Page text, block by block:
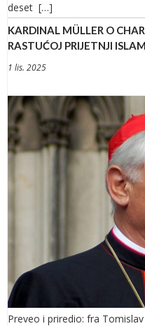
deset […]
KARDINAL MÜLLER O
RASTUĆOJ PRIJETNJI
1 lis. 2025
Preveo i priredio: fra